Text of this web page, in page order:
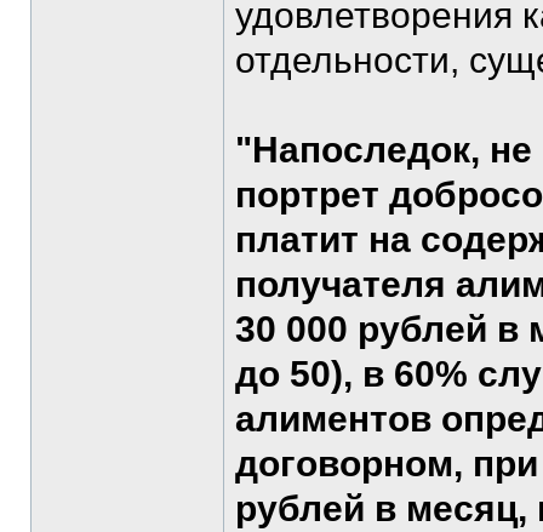
удовлетворения
отдельности,
"Напоследок,
портрет
платит на
получателя
30 000 рублей в
до 50), в 60%
алиментов
договорном,
рублей в месяц,